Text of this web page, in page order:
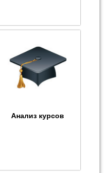
Анализ курсов